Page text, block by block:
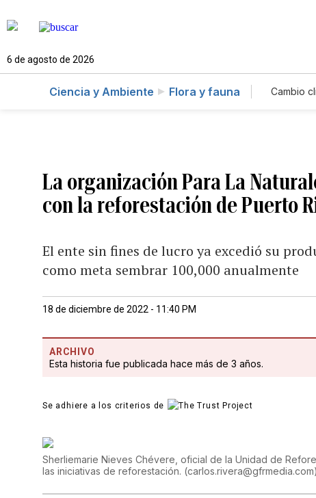
6 de agosto de 2026
Ciencia y Ambiente Flora y fauna Cambio
La organización Para La
con la reforestación de Puerto
El ente sin fines de lucro ya excedió su
como meta sembrar 100,000 anualmente
18 de diciembre de 2022 - 11:40 PM
ARCHIVO
Esta historia fue publicada hace más de 3 años.
Se adhiere a los criterios de
Sherliemarie Nieves Chévere, oficial de la Unidad de
las iniciativas de reforestación. (carlos.rivera@gfrmedia.com)